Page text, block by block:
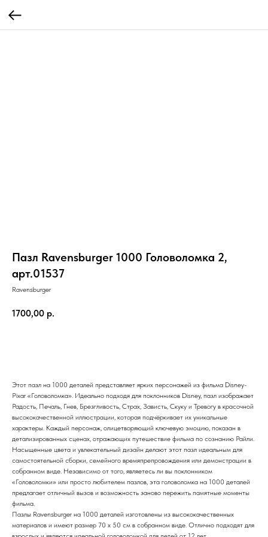
Пазл Ravensburger 1000 Головоломка 2,
арт.01537
Ravensburger
1700,00 р.
Этот пазл на 1000 деталей представляет ярких персонажей из фильма Disney-
Pixar «Головоломка». Идеально подходя для поклонников Disney, пазл изображает
Радость, Печаль, Гнев, Брезгливость, Страх, Зависть, Скуку и Тревогу в красочной
высококачественной иллюстрации, которая подчёркивает их уникальные
характеры. Каждый персонаж, олицетворяющий ключевую эмоцию, показан в
детализированных сценах, отражающих путешествие фильма по сознанию Райли.
Насыщенные цвета и увлекательный дизайн делают этот пазл идеальным для
самостоятельной сборки, семейного времяпрепровождения или демонстрации в
собранном виде. Независимо от того, являетесь ли вы поклонником
«Головоломки» или просто любителем пазлов, эта головоломка на 1000 деталей
предлагает отличный вызов и возможность заново пережить памятные моменты
фильма.
Пазлы Ravensburger на 1000 деталей изготовлены из высококачественных
материалов и имеют размер 70 x 50 см в собранном виде. Отлично подходят для